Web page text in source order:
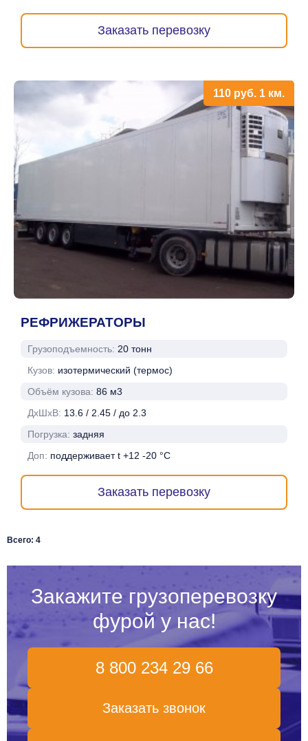
Заказать перевозку
РЕФРИЖЕРАТОРЫ
Грузоподъемность: 20 тонн
Кузов: изотермический (термос)
Объём кузова: 86 м3
ДхШхВ: 13.6 / 2.45 / до 2.3
Погрузка: задняя
Доп: поддерживает t +12 -20 °C
110 руб. 1 км.
Заказать перевозку
Всего: 4
Закажите грузоперевозку
фурой у нас!
8 800 234 29 66
Заказать звонок